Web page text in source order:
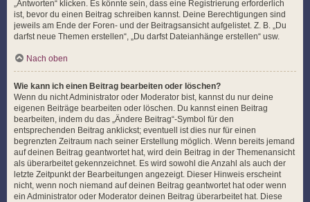
„Antworten“ klicken. Es könnte sein, dass eine Registrierung erforderlich
ist, bevor du einen Beitrag schreiben kannst. Deine Berechtigungen sind
jeweils am Ende der Foren- und der Beitragsansicht aufgelistet. Z. B. „Du
darfst neue Themen erstellen“, „Du darfst Dateianhänge erstellen“ usw.
Nach oben
Wie kann ich einen Beitrag bearbeiten oder löschen?
Wenn du nicht Administrator oder Moderator bist, kannst du nur deine
eigenen Beiträge bearbeiten oder löschen. Du kannst einen Beitrag
bearbeiten, indem du das „Ändere Beitrag“-Symbol für den
entsprechenden Beitrag anklickst; eventuell ist dies nur für einen
begrenzten Zeitraum nach seiner Erstellung möglich. Wenn bereits jemand
auf deinen Beitrag geantwortet hat, wird dein Beitrag in der Themenansicht
als überarbeitet gekennzeichnet. Es wird sowohl die Anzahl als auch der
letzte Zeitpunkt der Bearbeitungen angezeigt. Dieser Hinweis erscheint
nicht, wenn noch niemand auf deinen Beitrag geantwortet hat oder wenn
ein Administrator oder Moderator deinen Beitrag überarbeitet hat. Diese